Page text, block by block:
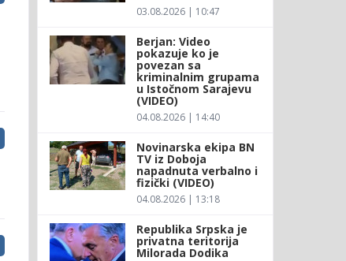
03.08.2026 | 10:47
Berjan: Video
pokazuje ko je
povezan sa
kriminalnim grupama
u Istočnom Sarajevu
(VIDEO)
04.08.2026 | 14:40
Novinarska ekipa BN
TV iz Doboja
napadnuta verbalno i
fizički (VIDEO)
04.08.2026 | 13:18
Republika Srpska je
privatna teritorija
Milorada Dodika